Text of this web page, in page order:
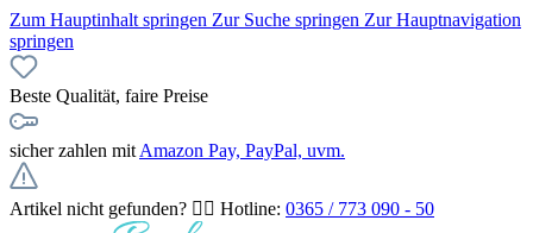
Zum Hauptinhalt springen Zur Suche springen Zur Hauptnavigation
springen
Beste Qualität, faire Preise
sicher zahlen mit Amazon Pay, PayPal, uvm.
Artikel nicht gefunden? 👉🏻 Hotline: 0365 / 773 090 - 50